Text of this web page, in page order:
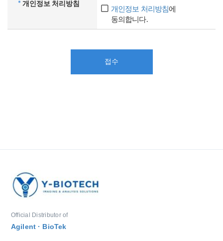
* 개인정보 처리방침
개인정보 처리방침에
동의합니다.
접수
Official Distributor of
Agilent · BioTek